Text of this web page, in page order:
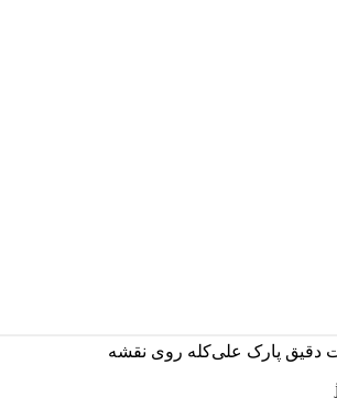
دقیق پارک علی‌کله روی نقشه